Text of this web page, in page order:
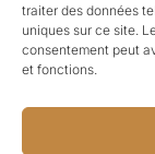
traiter des données
uniques sur ce site.
consentement peut
et fonctions.
Les Topics
Société
Lifestyle